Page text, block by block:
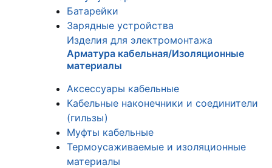
Батарейки
Зарядные устройства
Изделия для электромонтажа
Арматура кабельная/Изоляционные
материалы
Аксессуары кабельные
Кабельные наконечники и соединители
(гильзы)
Муфты кабельные
Термоусаживаемые и изоляционные
материалы